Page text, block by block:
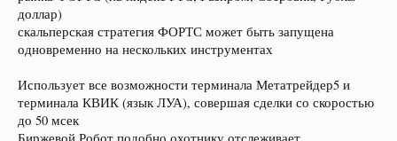
доллар)
скальперская стратегия ФОРТС может быть запущена
одновременно на нескольких инструментах
Использует все возможности терминала Метатрейдер5 и
терминала КВИК (язык ЛУА), совершая сделки со скоростью
до 50 мсек